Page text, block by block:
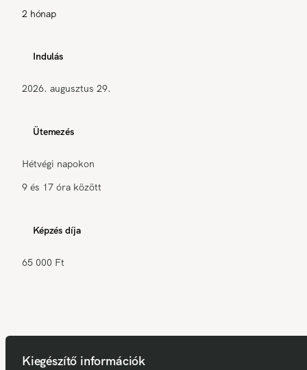
2 hónap
Indulás
2026. augusztus 29.
Ütemezés
Hétvégi napokon
9 és 17 óra között
Képzés díja
65 000 Ft
Kiegészítő információk